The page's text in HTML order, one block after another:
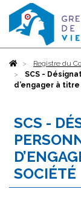
AccueilRegistre du
SCS -
d’engager à
SCS -
SOCIÉTÉ